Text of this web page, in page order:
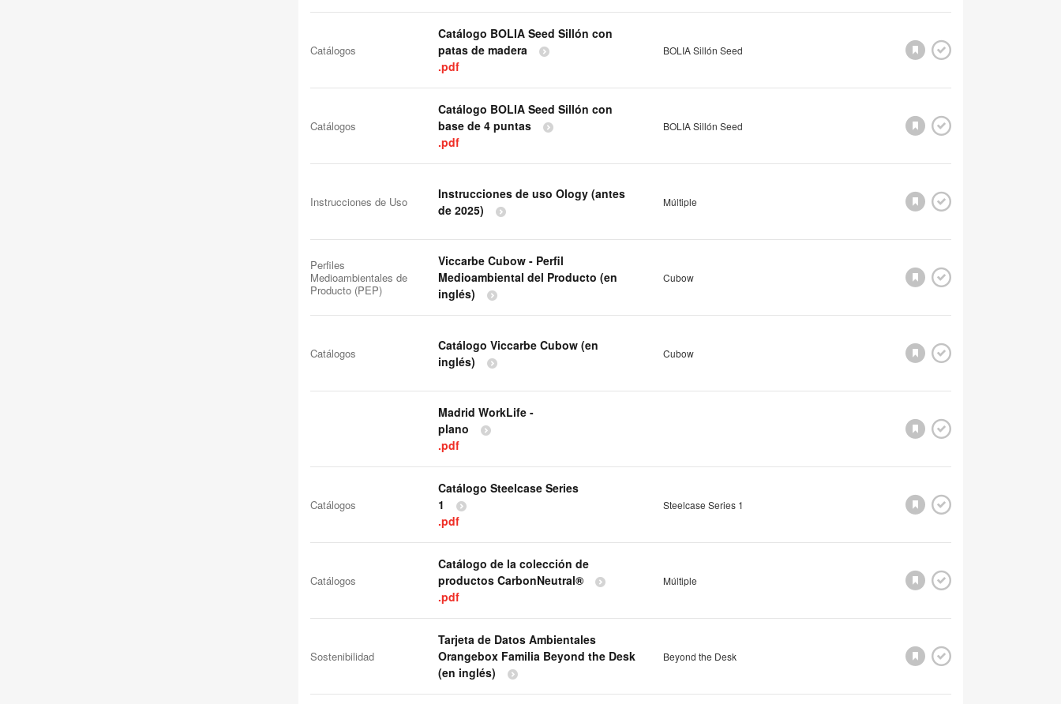
Catálogos
Catálogo BOLIA Seed Sillón con
patas de madera
.pdf
BOLIA Sillón Seed
Catálogos
Catálogo BOLIA Seed Sillón con
base de 4 puntas
.pdf
BOLIA Sillón Seed
Instrucciones de Uso
Instrucciones de uso Ology (antes
de 2025)
Múltiple
Perfiles
Medioambientales de
Producto (PEP)
Viccarbe Cubow - Perfil
Medioambiental del Producto (en
inglés)
Cubow
Catálogos
Catálogo Viccarbe Cubow (en
inglés)
Cubow
Madrid WorkLife -
plano
.pdf
Catálogos
Catálogo Steelcase Series
1
.pdf
Steelcase Series 1
Catálogos
Catálogo de la colección de
productos CarbonNeutral®
.pdf
Múltiple
Sostenibilidad
Tarjeta de Datos Ambientales
Orangebox Familia Beyond the Desk
(en inglés)
Beyond the Desk